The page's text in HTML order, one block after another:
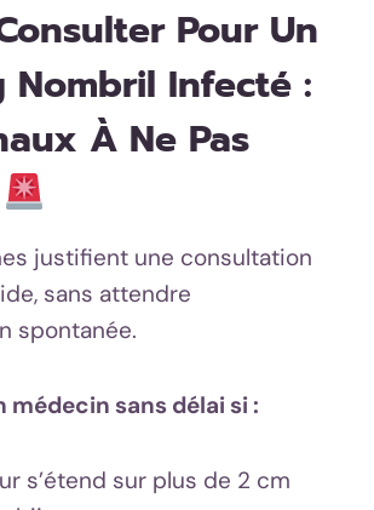
Pour Un
Nombril Infecté :
À Ne Pas
justifient une consultation
sans attendre
spontanée.
médecin sans délai si :
s’étend sur plus de 2 cm